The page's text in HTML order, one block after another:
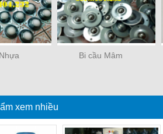
Bi cầu Mâm
xem nhiều